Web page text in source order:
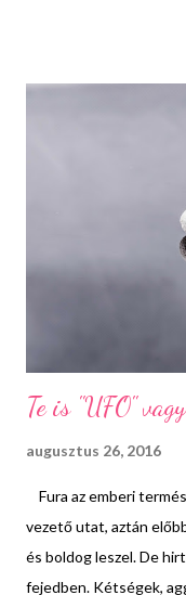
népszerűségét
tömeg nem volt
hétköznaphoz képest
kígyózó sorokat látni a
hogy volt család aki
megnézze az ország
Te is "UFO"
augusztus 26, 2016
Fura az emberi
vezető utat, aztán
és boldog leszel. De
fejedben. Kétségek,